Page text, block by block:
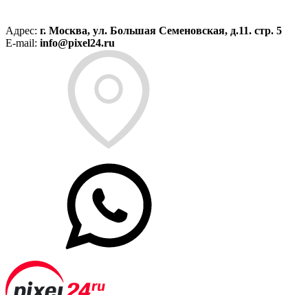
Адрес: г. Москва, ул. Большая Семеновская, д.11. стр. 5
E-mail: info@pixel24.ru